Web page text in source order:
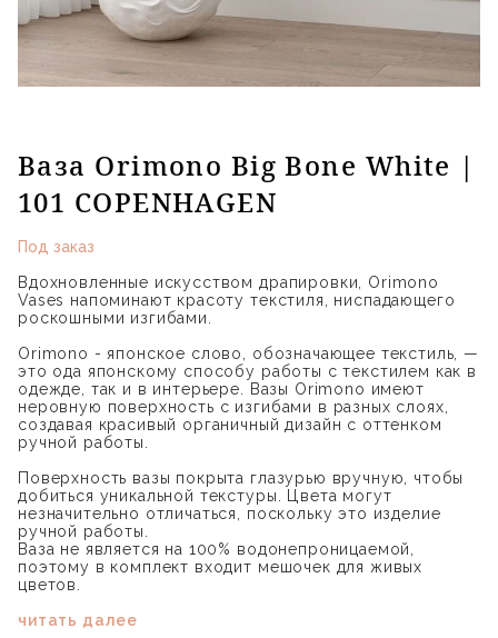
Ваза Orimono Big Bone White |
101 COPENHAGEN
Под заказ
Вдохновленные искусством драпировки, Orimono
Vases напоминают красоту текстиля, ниспадающего
роскошными изгибами.
Orimono - японское слово, обозначающее текстиль, —
это ода японскому способу работы с текстилем как в
одежде, так и в интерьере. Вазы Orimono имеют
неровную поверхность с изгибами в разных слоях,
создавая красивый органичный дизайн с оттенком
ручной работы.
Поверхность вазы покрыта глазурью вручную, чтобы
добиться уникальной текстуры. Цвета могут
незначительно отличаться, поскольку это изделие
ручной работы.
Ваза не является на 100% водонепроницаемой,
поэтому в комплект входит мешочек для живых
цветов.
читать далее